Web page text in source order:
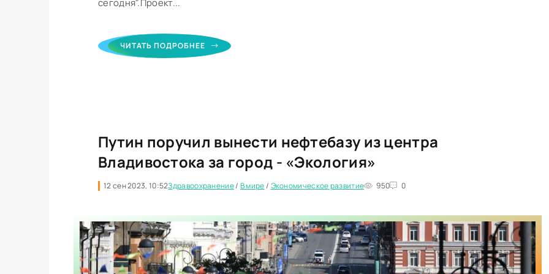
сегодня".Проект...
ЧИТАТЬ ПОДРОБНЕЕ
Путин поручил вынести нефтебазу из центра
Владивостока за город - «Экология»
12 сен 2023, 10:52Здравоохранение/ В мире/ Экономическое развитие 950 0